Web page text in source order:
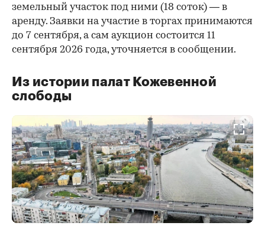
земельный участок под ними (18 соток) — в
аренду. Заявки на участие в торгах принимаются
до 7 сентября, а сам аукцион состоится 11
сентября 2026 года, уточняется в сообщении.
00:00 / 00:00
Из истории палат Кожевенной
слободы